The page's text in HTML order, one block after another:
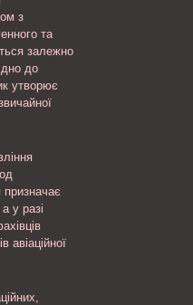
з
та
залежно
до
утворює
призначає
у разі
авіаційної